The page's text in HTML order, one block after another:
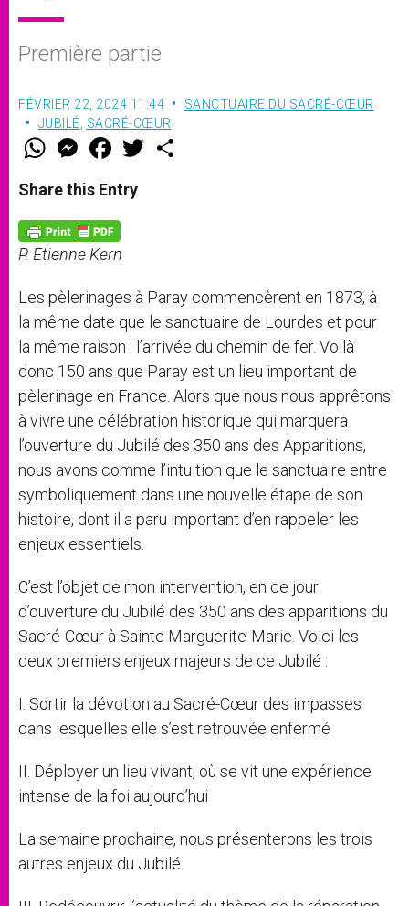
Première partie
FÉVRIER 22, 2024 11:44
SANCTUAIRE DU SACRÉ-CŒUR
JUBILÉ SACRÉ-CŒUR
W
t
s
p
p
M
e
s
e
g
e
r
F
a
e
b
o
k
w
Share this Entry
P. Etienne Kern
Les pèlerinages à Paray commencèrent en 1873, à
la même date que le sanctuaire de Lourdes et pour
la même raison : l’arrivée du chemin de fer. Voilà
donc 150 ans que Paray est un lieu important de
pèlerinage en France. Alors que nous nous apprêtons
à vivre une célébration historique qui marquera
l’ouverture du Jubilé des 350 ans des Apparitions,
nous avons comme l’intuition que le sanctuaire entre
symboliquement dans une nouvelle étape de son
histoire, dont il a paru important d’en rappeler les
enjeux essentiels.
C’est l’objet de mon intervention, en ce jour
d’ouverture du Jubilé des 350 ans des apparitions du
Sacré-Cœur à Sainte Marguerite-Marie. Voici les
deux premiers enjeux majeurs de ce Jubilé :
I. Sortir la dévotion au Sacré-Cœur des impasses
dans lesquelles elle s’est retrouvée enfermé
II. Déployer un lieu vivant, où se vit une expérience
intense de la foi aujourd’hui
La semaine prochaine, nous présenterons les trois
autres enjeux du Jubilé